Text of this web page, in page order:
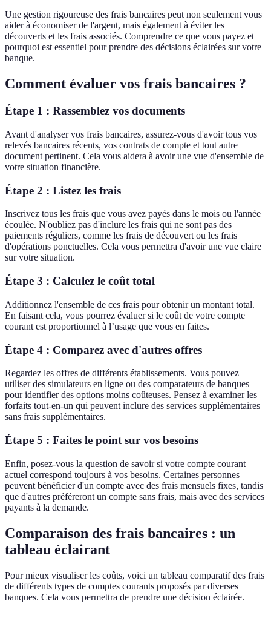
Une gestion rigoureuse des frais bancaires peut non seulement vous
aider à économiser de l'argent, mais également à éviter les
découverts et les frais associés. Comprendre ce que vous payez et
pourquoi est essentiel pour prendre des décisions éclairées sur votre
banque.
Comment évaluer vos frais bancaires ?
Étape 1 : Rassemblez vos documents
Avant d'analyser vos frais bancaires, assurez-vous d'avoir tous vos
relevés bancaires récents, vos contrats de compte et tout autre
document pertinent. Cela vous aidera à avoir une vue d'ensemble de
votre situation financière.
Étape 2 : Listez les frais
Inscrivez tous les frais que vous avez payés dans le mois ou l'année
écoulée. N'oubliez pas d'inclure les frais qui ne sont pas des
paiements réguliers, comme les frais de découvert ou les frais
d'opérations ponctuelles. Cela vous permettra d'avoir une vue claire
sur votre situation.
Étape 3 : Calculez le coût total
Additionnez l'ensemble de ces frais pour obtenir un montant total.
En faisant cela, vous pourrez évaluer si le coût de votre compte
courant est proportionnel à l’usage que vous en faites.
Étape 4 : Comparez avec d'autres offres
Regardez les offres de différents établissements. Vous pouvez
utiliser des simulateurs en ligne ou des comparateurs de banques
pour identifier des options moins coûteuses. Pensez à examiner les
forfaits tout-en-un qui peuvent inclure des services supplémentaires
sans frais supplémentaires.
Étape 5 : Faites le point sur vos besoins
Enfin, posez-vous la question de savoir si votre compte courant
actuel correspond toujours à vos besoins. Certaines personnes
peuvent bénéficier d'un compte avec des frais mensuels fixes, tandis
que d'autres préféreront un compte sans frais, mais avec des services
payants à la demande.
Comparaison des frais bancaires : un
tableau éclairant
Pour mieux visualiser les coûts, voici un tableau comparatif des frais
de différents types de comptes courants proposés par diverses
banques. Cela vous permettra de prendre une décision éclairée.